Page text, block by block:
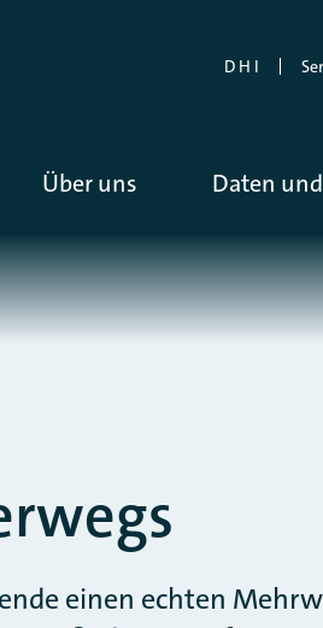
D H I
Über uns Daten
einen echten